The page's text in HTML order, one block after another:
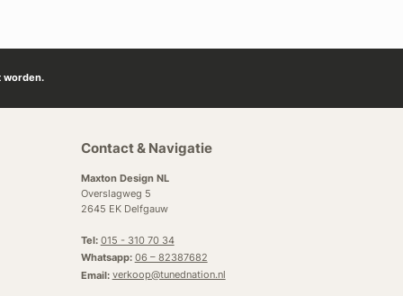
worden.
Contact & Navigatie
Maxton Design NL
Overslagweg 5
2645 EK Delfgauw
Tel: 015 - 310 70 34
Whatsapp: 06 – 82387682
Email: verkoop@tunednation.nl